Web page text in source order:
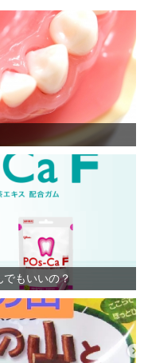
もいいの？